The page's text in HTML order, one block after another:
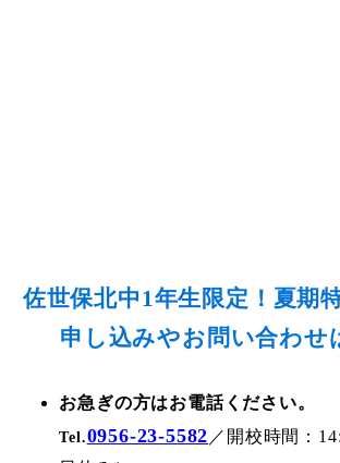
佐世保北中1年生限定！夏期
申し込みやお問い合わせ
お急ぎの方はお電話ください。
Tel.0956-23-5582 ／開校時間：